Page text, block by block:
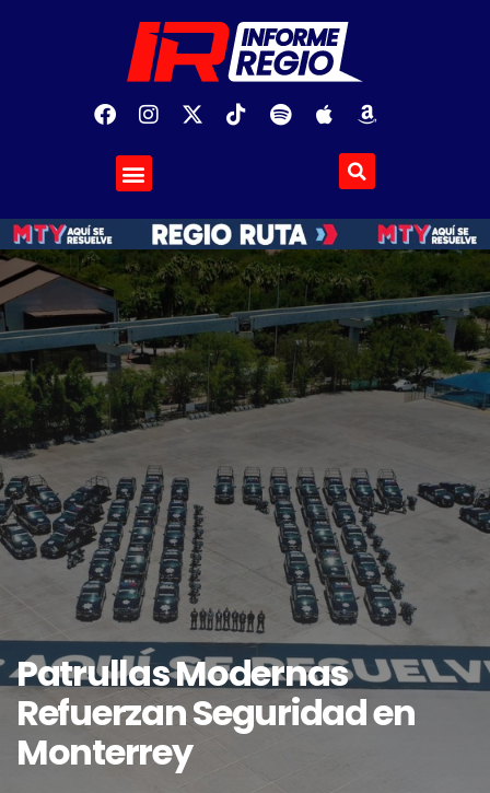
Patrullas Modernas
Refuerzan Seguridad en
Monterrey